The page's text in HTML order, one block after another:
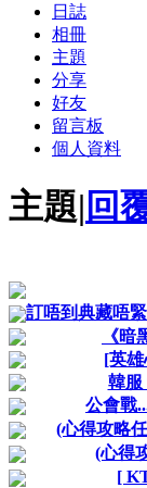
日誌
相冊
主題
分享
好友
留言板
個人資料
主題| 回
訂唔到典藏唔
《
[英
韓服
公會戰
(心得攻略
(心得
[